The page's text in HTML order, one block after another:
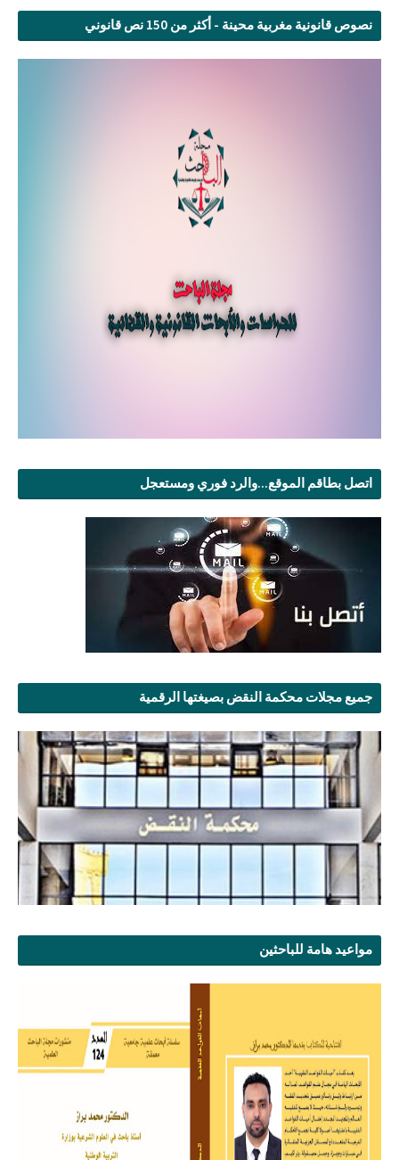
نصوص قانونية مغربية محينة - أكثر من 150 نص قانوني
اتصل بطاقم الموقع...والرد فوري ومستعجل
جميع مجلات محكمة النقض بصيغتها الرقمية
مواعيد هامة للباحثين